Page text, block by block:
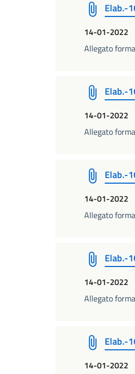
Elab.-
14-01-2022
Allegato
Elab.-
14-01-2022
Allegato
Elab.-
14-01-2022
Allegato
Elab.-
14-01-2022
Allegato
Elab.-
14-01-2022